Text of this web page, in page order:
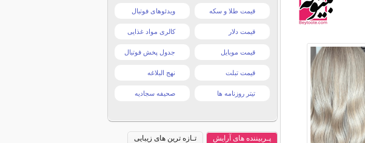
قیمت طلا و سکه ویدئوهای فوتبال
قیمت دلار کالری مواد غذایی
قیمت موبایل جدول پخش فوتبال
قیمت تبلت نهج البلاغه
تیتر روزنامه ها صحیفه سجادیه
پـربیننده های آرایش
تـازه ترین های زیبایی